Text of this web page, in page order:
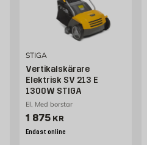
STIGA
Vertikalskärare
Elektrisk SV 213 E
1300W STIGA
El, Med borstar
Pris 1875 kr
1 875 KR
Endast online